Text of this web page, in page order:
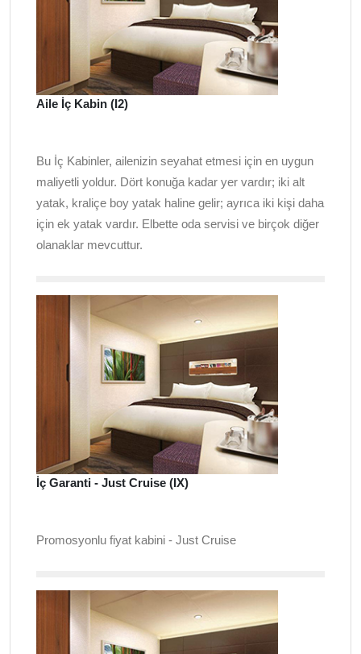
Aile İç Kabin (I2)
Bu İç Kabinler, ailenizin seyahat etmesi için en uygun
maliyetli yoldur. Dört konuğa kadar yer vardır; iki alt
yatak, kraliçe boy yatak haline gelir; ayrıca iki kişi daha
için ek yatak vardır. Elbette oda servisi ve birçok diğer
olanaklar mevcuttur.
İç Garanti - Just Cruise (IX)
Promosyonlu fiyat kabini - Just Cruise